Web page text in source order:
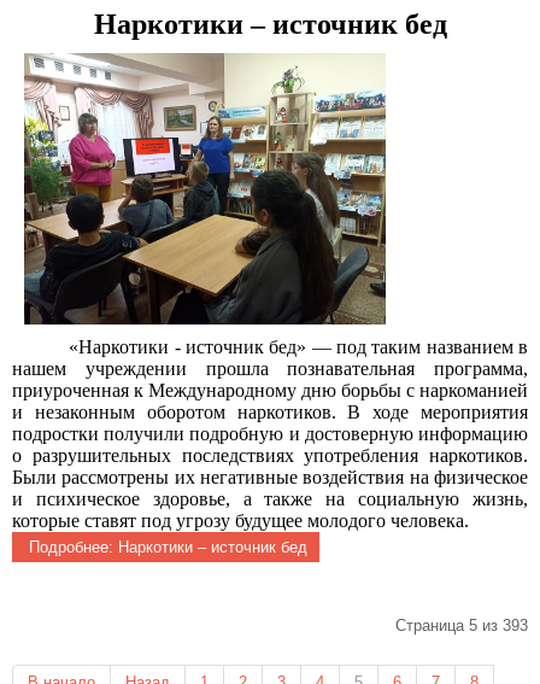
Наркотики – источник бед
«Наркотики - источник бед» — под таким названием в
нашем учреждении прошла познавательная программа,
приуроченная к Международному дню борьбы с наркоманией
и незаконным оборотом наркотиков. В ходе мероприятия
подростки получили подробную и достоверную информацию
о разрушительных последствиях употребления наркотиков.
Были рассмотрены их негативные воздействия на физическое
и психическое здоровье, а также на социальную жизнь,
которые ставят под угрозу будущее молодого человека.
Подробнее: Наркотики – источник бед
Страница 5 из 393